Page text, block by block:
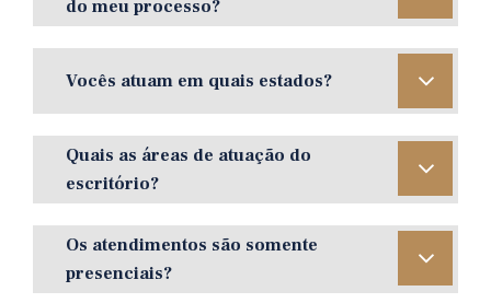
do meu processo?
Vocês atuam em quais estados?
Quais as áreas de atuação do
escritório?
Os atendimentos são somente
presenciais?